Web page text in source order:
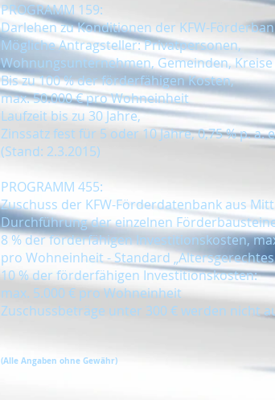
PROGRAMM 159:
Darlehen zu Konditionen der KFW-
Mögliche Antragsteller: Privatpersonen,
Wohnungsunternehmen, Gemeinden, Kreise
Bis zu 100 % der förderfähigen Kosten,
max. 50.000 € pro Wohneinheit
Laufzeit bis zu 30 Jahre,
Zinssatz fest für 5 oder 10 Jahre, 0,75 % p. a.
(Stand: 2.3.2015)
PROGRAMM 455:
Zuschuss der KFW-Förderdatenbank aus
Durchführung der einzelnen
8 % der förderfähigen Investitionskosten,
pro Wohneinheit - Standard „Altersgerechtes
10 % der förderfähigen Investitionskosten:
max. 5.000 € pro Wohneinheit
Zuschussbeträge unter 300 € werden nicht
(Alle Angaben ohne Gewähr)